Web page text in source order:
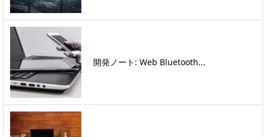
開発ノート: Web Bluetooth...